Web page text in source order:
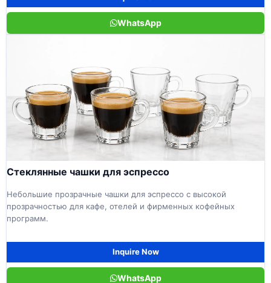
WhatsApp
Стеклянные чашки для эспрессо
Небольшие прозрачные чашки для эспрессо с высокой
прозрачностью для кафе, отелей и фирменных кофейных
программ.
Inquire Now
WhatsApp